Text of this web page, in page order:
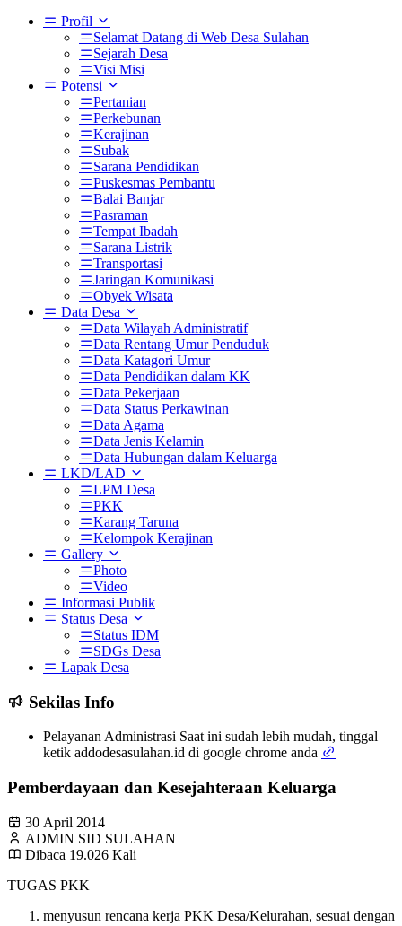
Profil
Selamat Datang di Web Desa Sulahan
Sejarah Desa
Visi Misi
Potensi
Pertanian
Perkebunan
Kerajinan
Subak
Sarana Pendidikan
Puskesmas Pembantu
Balai Banjar
Pasraman
Tempat Ibadah
Sarana Listrik
Transportasi
Jaringan Komunikasi
Obyek Wisata
Data Desa
Data Wilayah Administratif
Data Rentang Umur Penduduk
Data Katagori Umur
Data Pendidikan dalam KK
Data Pekerjaan
Data Status Perkawinan
Data Agama
Data Jenis Kelamin
Data Hubungan dalam Keluarga
LKD/LAD
LPM Desa
PKK
Karang Taruna
Kelompok Kerajinan
Gallery
Photo
Video
Informasi Publik
Status Desa
Status IDM
SDGs Desa
Lapak Desa
Sekilas Info
Pelayanan Administrasi Saat ini sudah lebih mudah, tinggal
ketik addodesasulahan.id di google chrome anda
Pemberdayaan dan Kesejahteraan Keluarga
30 April 2014
ADMIN SID SULAHAN
Dibaca 19.026 Kali
TUGAS PKK
menyusun rencana kerja PKK Desa/Kelurahan, sesuai dengan